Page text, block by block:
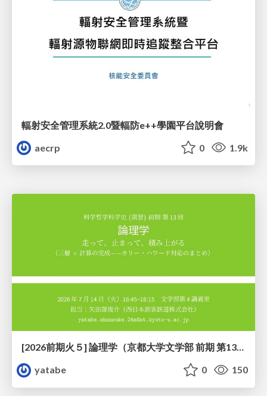
輻射安全管理系統2.0暨輻防e++學園平台說明會
aecrp
0 1.9k
[2026前期火５] 論理学（京都大学文学部 前期 第13回）「走って、止まって、積み上がる」
yatabe
0 150